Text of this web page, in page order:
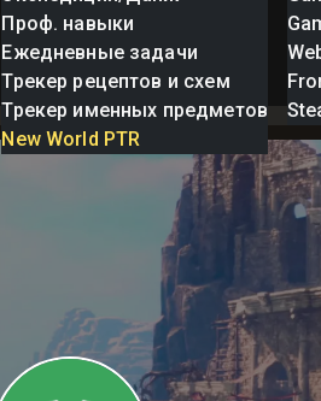
Проф. навыки
Ежедневные задачи
Трекер рецептов и схем
Трекер именных предметов
New World PTR